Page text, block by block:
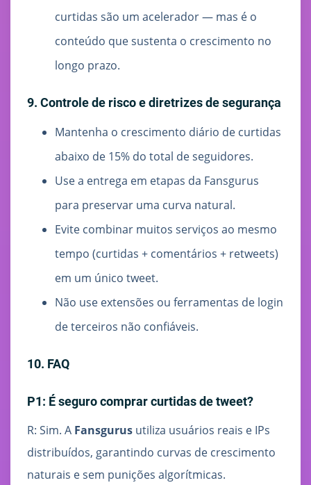
curtidas são um acelerador — mas é o
conteúdo que sustenta o crescimento no
longo prazo.
9. Controle de risco e diretrizes de segurança
Mantenha o crescimento diário de curtidas
abaixo de 15% do total de seguidores.
Use a entrega em etapas da Fansgurus
para preservar uma curva natural.
Evite combinar muitos serviços ao mesmo
tempo (curtidas + comentários + retweets)
em um único tweet.
Não use extensões ou ferramentas de login
de terceiros não confiáveis.
10. FAQ
P1: É seguro comprar curtidas de tweet?
R: Sim. A Fansgurus utiliza usuários reais e IPs
distribuídos, garantindo curvas de crescimento
naturais e sem punições algorítmicas.